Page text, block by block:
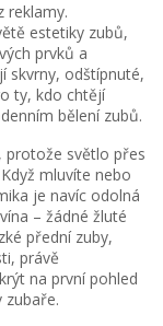
reklamy.
estetiky zubů,
prvků a
skvrny, odštípnuté,
ty, kdo chtějí
bělení zubů.
protože světlo přes
mluvíte nebo
je navíc odolná
– žádné žluté
přední zuby,
právě
na první pohled
zubaře.